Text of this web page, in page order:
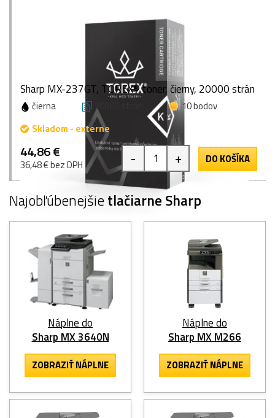
Sharp MX-237GT, TOREX® toner, čierny, 20000 strán
čierna 20000 strán
10 bodov
Skladom - externe
44,86 €
36,48 € bez DPH - + DO KOŠÍKA
Najobľúbenejšietlačiarne Sharp
Náplne do
Sharp MX 3640N
ZOBRAZIŤ NÁPLNE
Náplne do
Sharp MX M266
ZOBRAZIŤ NÁPLNE